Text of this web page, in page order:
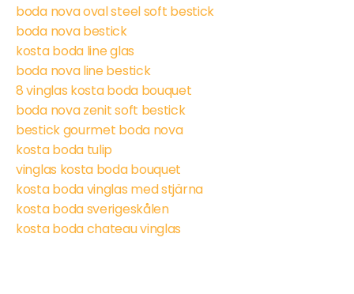
boda nova oval steel soft bestick
boda nova bestick
kosta boda line glas
boda nova line bestick
8 vinglas kosta boda bouquet
boda nova zenit soft bestick
bestick gourmet boda nova
kosta boda tulip
vinglas kosta boda bouquet
kosta boda vinglas med stjärna
kosta boda sverigeskålen
kosta boda chateau vinglas